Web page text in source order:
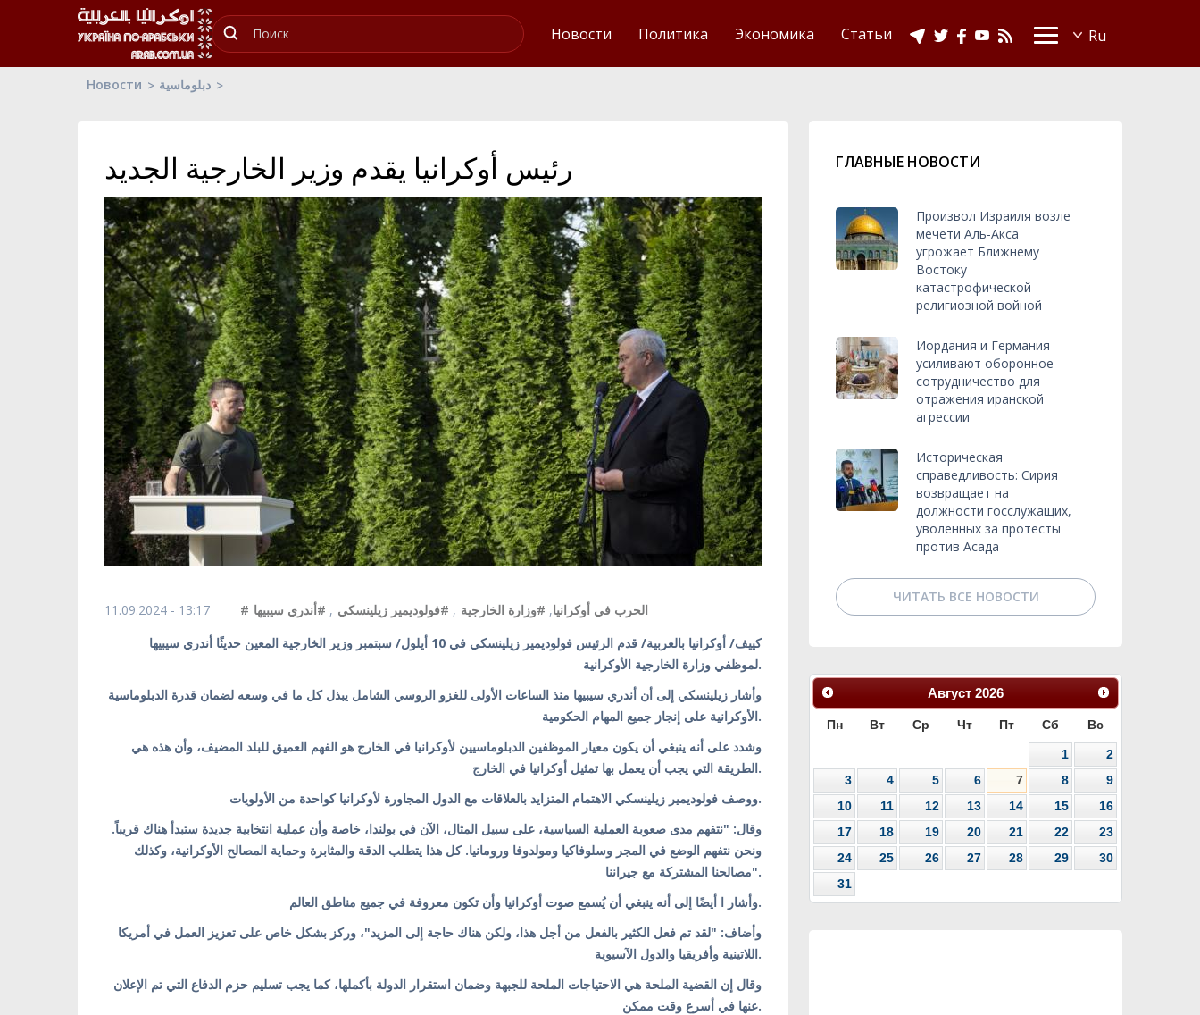
Новости Политика Экономика Статьи
Новости دبلوماسية
رئيس أوكرانيا يقدم وزير الخارجية الجديد
11.09.2024 - 13:17 #الحرب في أوكرانيا, #وزارة الخارجية , #فولوديمير زيلينسكي , #أندري سيبيها
كييف/ أوكرانيا بالعربية/ قدم الرئيس فولوديمير زيلينسكي في 10 أيلول/ سبتمبر وزير الخارجية المعين حديثًا أندري سيبيها
لموظفي وزارة الخارجية الأوكرانية.
وأشار زيلينسكي إلى أن أندري سيبيها منذ الساعات الأولى للغزو الروسي الشامل يبذل كل ما في وسعه لضمان قدرة الدبلوماسية
الأوكرانية على إنجاز جميع المهام الحكومية.
وشدد على أنه ينبغي أن يكون معيار الموظفين الدبلوماسيين لأوكرانيا في الخارج هو الفهم العميق للبلد المضيف، وأن هذه هي
الطريقة التي يجب أن يعمل بها تمثيل أوكرانيا في الخارج.
ووصف فولوديمير زيلينسكي الاهتمام المتزايد بالعلاقات مع الدول المجاورة لأوكرانيا كواحدة من الأولويات.
وقال: "نتفهم مدى صعوبة العملية السياسية، على سبيل المثال، الآن في بولندا، خاصة وأن عملية انتخابية جديدة ستبدأ هناك قريباً.
ونحن نتفهم الوضع في المجر وسلوفاكيا ومولدوفا ورومانيا. كل هذا يتطلب الدقة والمثابرة وحماية المصالح الأوكرانية، وكذلك
مصالحنا المشتركة مع جيراننا".
وأشار ا أيضًا إلى أنه ينبغي أن يُسمع صوت أوكرانيا وأن تكون معروفة في جميع مناطق العالم.
وأضاف: "لقد تم فعل الكثير بالفعل من أجل هذا، ولكن هناك حاجة إلى المزيد"، وركز بشكل خاص على تعزيز العمل في أمريكا
اللاتينية وأفريقيا والدول الآسيوية.
وقال إن القضية الملحة هي الاحتياجات الملحة للجبهة وضمان استقرار الدولة بأكملها، كما يجب تسليم حزم الدفاع التي تم الإعلان
عنها في أسرع وقت ممكن.
ГЛАВНЫЕ НОВОСТИ
Произвол Израиля возле
мечети Аль-Акса
угрожает Ближнему
Востоку
катастрофической
религиозной войной
Иордания и Германия
усиливают оборонное
сотрудничество для
отражения иранской
агрессии
Историческая
справедливость: Сирия
возвращает на
должности госслужащих,
уволенных за протесты
против Асада
ЧИТАТЬ ВСЕ НОВОСТИ
Август 2026
Пн Вт Ср Чт Пт Сб Вс
1
2
3
4 5 6 7 8
9
10
11 12 13 14 15
16
17
18 19 20 21 22
23
24
25 26 27 28 29
30
31